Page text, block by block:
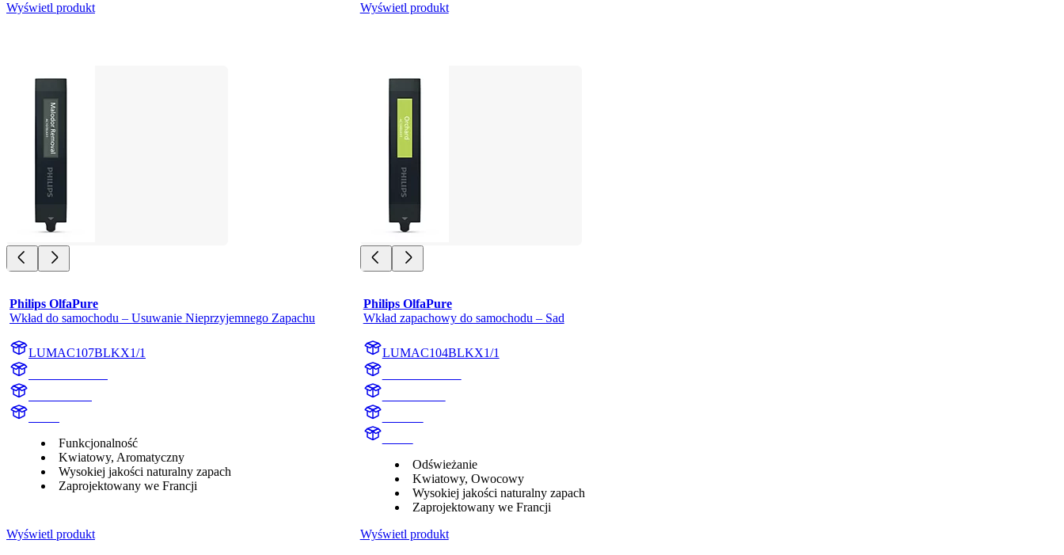
Wyświetl produkt
Wyświetl produkt
Philips OlfaPure
Wkład do samochodu – Usuwanie Nieprzyjemnego Zapachu
LUMAC107BLKX1/1
Funkcjonalność
Kwiatowy, Aromatyczny
Wysokiej jakości naturalny zapach
Zaprojektowany we Francji
Wyświetl produkt
Philips OlfaPure
Wkład zapachowy do samochodu – Sad
LUMAC104BLKX1/1
Odświeżanie
Kwiatowy, Owocowy
Wysokiej jakości naturalny zapach
Zaprojektowany we Francji
Wyświetl produkt